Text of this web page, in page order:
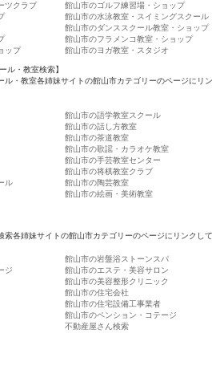
ツクラブ
館山市のゴルフ練習場・ショップ
館山市の水泳教室・スイミングスクール
館山市のダンススクール教室・ショップ
館山市のフラメンコ教室・ショップ
ップ
館山市のヨガ教室・スタジオ
ル・教室検索】
ル・教室各姉妹サイトの館山市カテゴリーのページにリ
館山市の語学教室スクール
館山市の話し方教室
館山市の茶道教室
館山市の歌謡・カラオケ教室
館山市の手芸教室センター
館山市の将棋教室クラブ
ル
館山市の陶芸教室
館山市の絵画・美術教室
各姉妹サイトの館山市カテゴリーのページにリンクして
館山市の岩盤浴ストーンスパ
ジ
館山市のエステ・美容サロン
館山市の美容整形クリニック
館山市の住宅会社
館山市の住宅設備工事業者
館山市のペンション・コテージ
不動産屋さん検索